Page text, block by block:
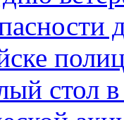
стол